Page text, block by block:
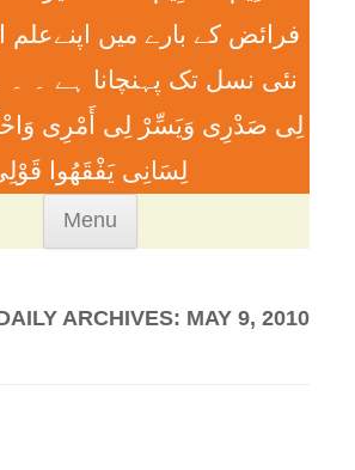
فرائض کے بارے میں اپنےعلم
نئی نسل تک پہنچانا ہے ۔
لِی صَدْرِی وَيَسِّرْ لِی أَمْرِی
لِسَانِی يَفْقَھُوا
Menu
ARCHIVES: MAY 9, 2010